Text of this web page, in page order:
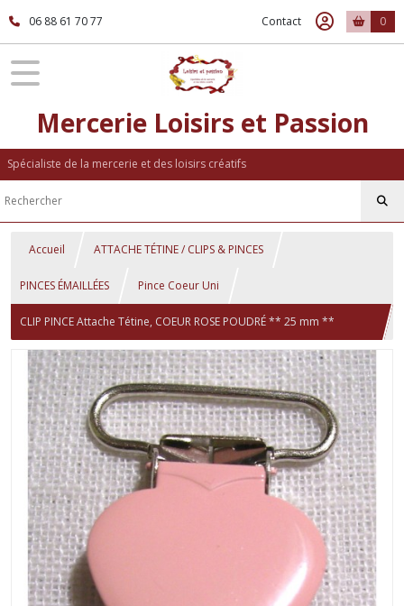
06 88 61 70 77 Contact 0
Mercerie Loisirs et Passion
Spécialiste de la mercerie et des loisirs créatifs
Accueil ATTACHE TÉTINE / CLIPS & PINCES
PINCES ÉMAILLÉES Pince Coeur Uni
CLIP PINCE Attache Tétine, COEUR ROSE POUDRÉ ** 25 mm **
Couleur uni émaillée, Doudou, Bretelle